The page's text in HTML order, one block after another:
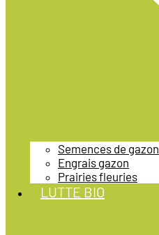
Semences de gazon
Engrais gazon
Prairies fleuries
LUTTE BIO